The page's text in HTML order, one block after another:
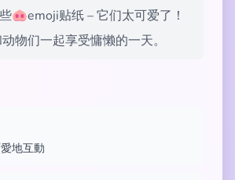
🐽emoji贴纸 – 它们太可爱了！
物们一起享受慵懒的一天。
地互動